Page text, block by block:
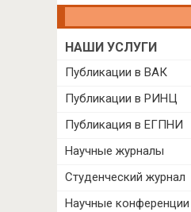
НАШИ УСЛУГИ
Публикации в ВАК
Публикации в РИНЦ
Публикация в ЕГПНИ
Научные журналы
Студенческий журнал
Научные конференции